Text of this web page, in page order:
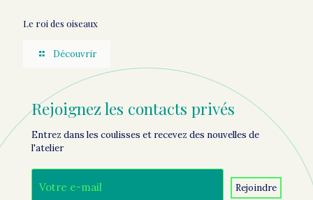
Le roi des oiseaux
Découvrir
Rejoignez les contacts privés
Entrez dans les coulisses et recevez des nouvelles de
l'atelier